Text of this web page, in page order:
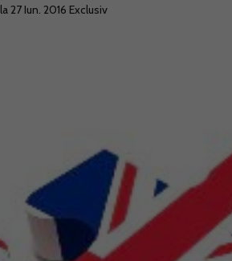
la 27 Iun. 2016 Exclusiv